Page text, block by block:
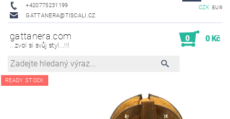
+420775231199
GATTANERA@TISCALI.CZ
CZK EUR
gattanera.com
...zvol si svůj styl...!!!
0 0 Kč
READY STOCK